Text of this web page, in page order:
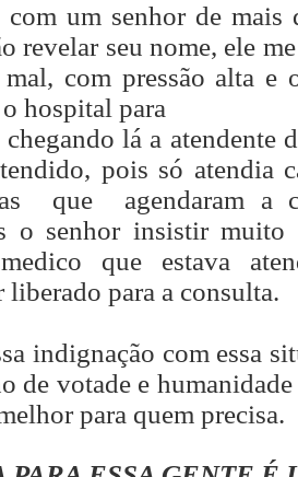
com um senhor de mais
revelar seu nome, ele
com pressão alta e
hospital para
lá a atendente
pois só atendia
que agendaram a
o senhor insistir muito
que estava
liberado para a consulta.
indignação com essa
de votade e
para quem precisa.